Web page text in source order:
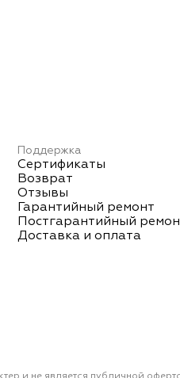
Поддержка
Сертификаты
Возврат
Отзывы
Гарантийный ремонт
Постгарантийный
Доставка и оплата